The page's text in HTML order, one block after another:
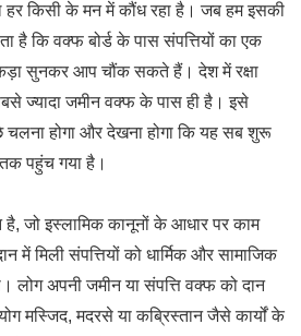
किसी के मन में कौंध रहा है। जब हम इसकी
है कि वक्फ बोर्ड के पास संपत्तियों का एक
सुनकर आप चौंक सकते हैं। देश में रक्षा
ज्यादा जमीन वक्फ के पास ही है। इसे
होगा और देखना होगा कि यह सब शुरू
पहुंच गया है।
है, जो इस्लामिक कानूनों के आधार पर काम
मिली संपत्तियों को धार्मिक और सामाजिक
लोग अपनी जमीन या संपत्ति वक्फ को दान
मस्जिद, मदरसे या कब्रिस्तान जैसे कार्यों के